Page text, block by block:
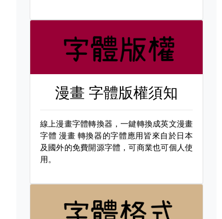
漫畫 字體版權須知
線上漫畫字體轉換器，一鍵轉換成英文漫畫
字體 漫畫 轉換器的字體應用皆來自於日本
及國外的免費開源字體，可商業也可個人使
用。